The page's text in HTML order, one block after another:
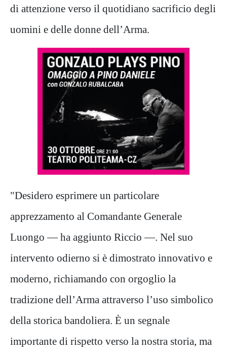
di attenzione verso il quotidiano sacrificio degli
uomini e delle donne dell’Arma.
"Desidero esprimere un particolare
apprezzamento al Comandante Generale
Luongo — ha aggiunto Riccio —. Nel suo
intervento odierno si è dimostrato innovativo e
moderno, richiamando con orgoglio la
tradizione dell’Arma attraverso l’uso simbolico
della storica bandoliera. È un segnale
importante di rispetto verso la nostra storia, ma